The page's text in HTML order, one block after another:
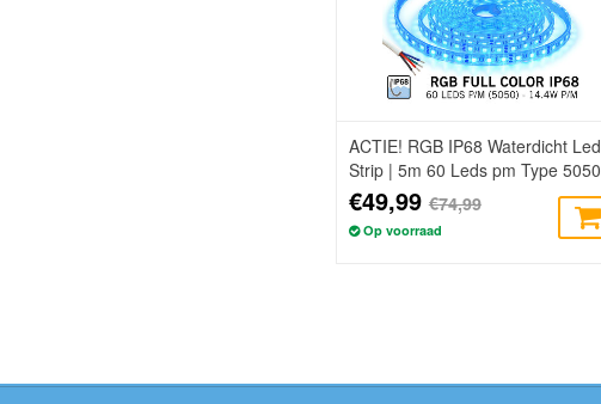
ACTIE! RGB IP68 Waterdicht Led
Strip | 5m 60 Leds pm Type 5050
Losse Strip
€49,99€74,99
Op voorraad